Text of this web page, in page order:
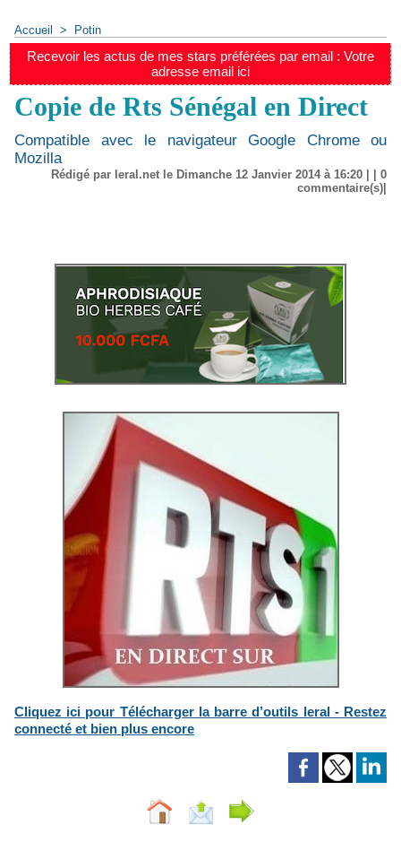
Accueil > Potin
Recevoir les actus de mes stars préférées par email : Votre
adresse email ici
Copie de Rts Sénégal en Direct
Compatible avec le navigateur Google Chrome ou
Mozilla
Rédigé par leral.net le Dimanche 12 Janvier 2014 à 16:20 | | 0
commentaire(s)|
Cliquez ici pour Télécharger la barre d’outils leral - Restez
connecté et bien plus encore